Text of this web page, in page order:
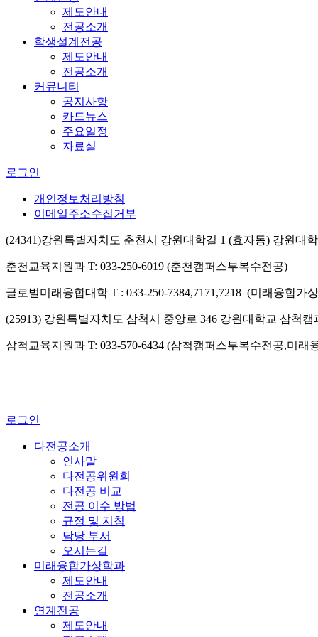
제도안내
전공소개
학생설계전공
제도안내
전공소개
커뮤니티
공지사항
카드뉴스
주요일정
자료실
로그인
개인정보처리방침
이메일주소수집거부
(24341)강원특별자치도 춘천시 강원대학길 1 (효자동) 강원대
춘천교육지원과 T: 033-250-6019 (춘천캠퍼스부복수전공)
글로벌미래융합대학 T : 033-250-7384,7171,7218 (미래융합가
(25913) 강원특별자치도 삼척시 중앙로 346 강원대학교 삼척캠
삼척교육지원과 T: 033-570-6434 (삼척캠퍼스부복수전공,미래
로그인
다전공소개
인사말
다전공위원회
다전공 비교
전공 이수 방법
규정 및 지침
담당 부서
오시는길
미래융합가상학과
제도안내
전공소개
연계전공
제도안내